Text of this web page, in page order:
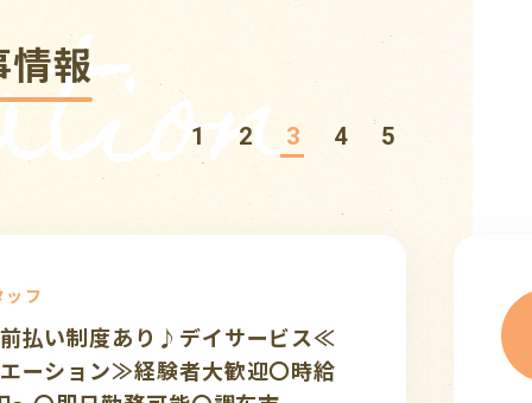
情報
派遣
♪給与前払い制度あり♪【新着】夜
回30,000円/夜勤月6回～相談/布田
1 2 3 4 5